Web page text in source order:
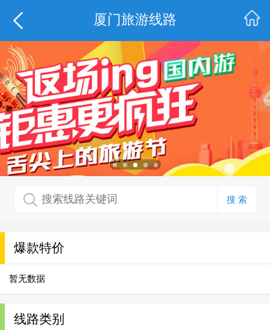
厦门旅游线路
搜 索
爆款特价
暂无数据
线路类别